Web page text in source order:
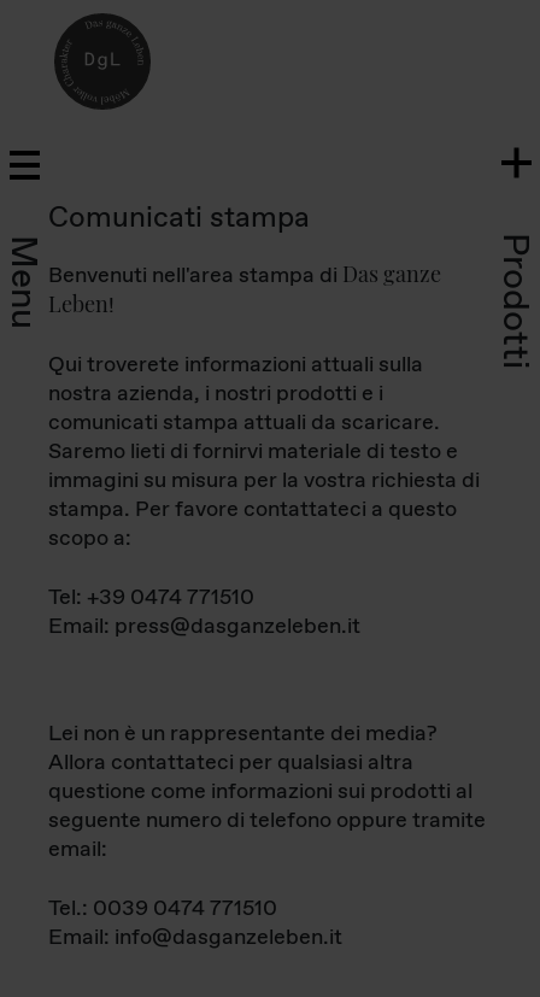
Menu Prodotti
Comunicati stampa
Benvenuti nell'area stampa di Das ganze
Leben!
Qui troverete informazioni attuali sulla
nostra azienda, i nostri prodotti e i
comunicati stampa attuali da scaricare.
Saremo lieti di fornirvi materiale di testo e
immagini su misura per la vostra richiesta di
stampa. Per favore contattateci a questo
scopo a:
Tel: +39 0474 771510
Email: press@dasganzeleben.it
Lei non è un rappresentante dei media?
Allora contattateci per qualsiasi altra
questione come informazioni sui prodotti al
seguente numero di telefono oppure tramite
email:
Tel.: 0039 0474 771510
Email: info@dasganzeleben.it